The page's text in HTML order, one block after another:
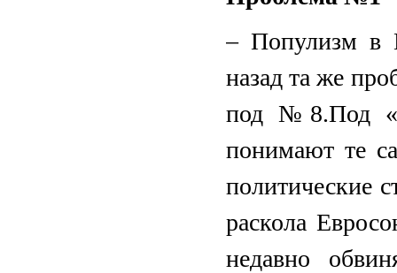
– Популизм в
назад та же
под №8.Под
понимают те
политические
раскола
недавно